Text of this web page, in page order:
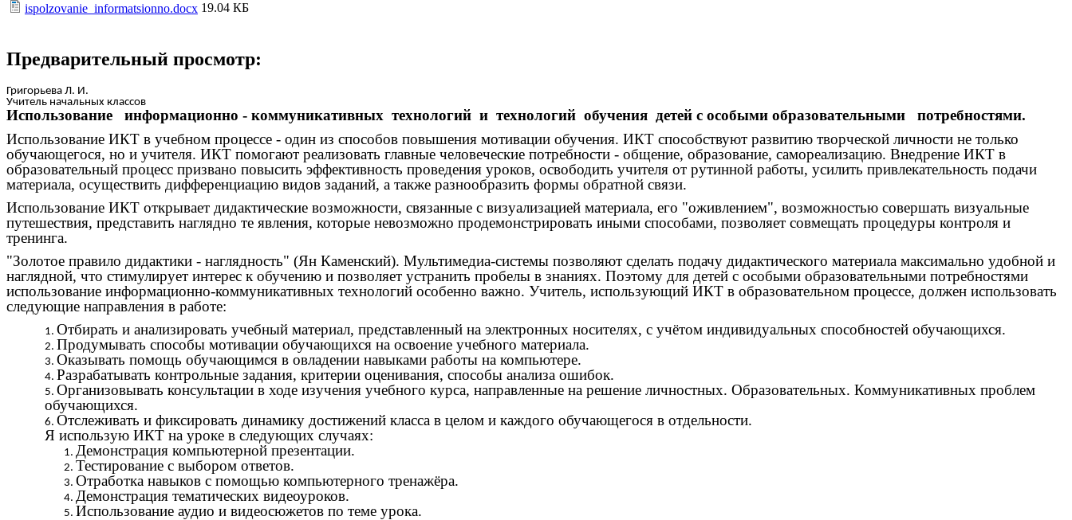
ispolzovanie_informatsionno.docx 19.04 КБ
Предварительный просмотр:
Григорьева Л. И.
Учитель начальных классов
Использование информационно - коммуникативных технологий и технологий обучения детей с особыми образовательными потребностями.
Использование ИКТ в учебном процессе - один из способов повышения мотивации обучения. ИКТ способствуют развитию творческой личности не только
обучающегося, но и учителя. ИКТ помогают реализовать главные человеческие потребности - общение, образование, самореализацию. Внедрение ИКТ в
образовательный процесс призвано повысить эффективность проведения уроков, освободить учителя от рутинной работы, усилить привлекательность подачи
материала, осуществить дифференциацию видов заданий, а также разнообразить формы обратной связи.
Использование ИКТ открывает дидактические возможности, связанные с визуализацией материала, его "оживлением", возможностью совершать визуальные
путешествия, представить наглядно те явления, которые невозможно продемонстрировать иными способами, позволяет совмещать процедуры контроля и
тренинга.
"Золотое правило дидактики - наглядность" (Ян Каменский). Мультимедиа-системы позволяют сделать подачу дидактического материала максимально удобной и
наглядной, что стимулирует интерес к обучению и позволяет устранить пробелы в знаниях. Поэтому для детей с особыми образовательными потребностями
использование информационно-коммуникативных технологий особенно важно. Учитель, использующий ИКТ в образовательном процессе, должен использовать
следующие направления в работе:
Отбирать и анализировать учебный материал, представленный на электронных носителях, с учётом индивидуальных способностей обучающихся.
Продумывать способы мотивации обучающихся на освоение учебного материала.
Оказывать помощь обучающимся в овладении навыками работы на компьютере.
Разрабатывать контрольные задания, критерии оценивания, способы анализа ошибок.
Организовывать консультации в ходе изучения учебного курса, направленные на решение личностных. Образовательных. Коммуникативных проблем
обучающихся.
Отслеживать и фиксировать динамику достижений класса в целом и каждого обучающегося в отдельности.
Я использую ИКТ на уроке в следующих случаях:
Демонстрация компьютерной презентации.
Тестирование с выбором ответов.
Отработка навыков с помощью компьютерного тренажёра.
Демонстрация тематических видеоуроков.
Использование аудио и видеосюжетов по теме урока.